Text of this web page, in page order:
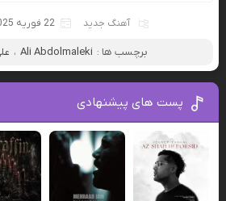
آهنگ جدید 22 فوریه 2025
برچسب ها : Ali Abdolmaleki ،
پست های پیشنهادی